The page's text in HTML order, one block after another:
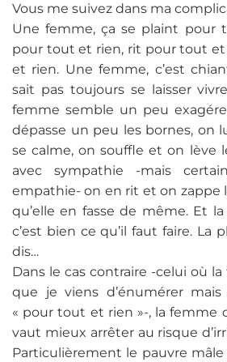
Vous me suivez dans ma
Une femme, ça se plaint pour
pour tout et rien, rit pour tout et
et rien. Une femme, c’est
sait pas toujours se laisser
femme semble un peu
dépasse un peu les bornes, on
se calme, on souffle et on lève
avec sympathie -mais
empathie- on en rit et on zappe
qu’elle en fasse de même. Et
c’est bien ce qu’il faut faire. La
dis…
Dans le cas contraire -celui où
que je viens d’énumérer
« pour tout et rien »-, la femme
vaut mieux arrêter au risque
Particulièrement le pauvre